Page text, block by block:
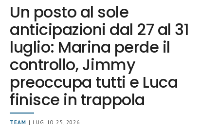
Un posto al sole
anticipazioni dal 27 al 31
luglio: Marina perde il
controllo, Jimmy
preoccupa tutti e Luca
finisce in trappola
TEAM | LUGLIO 25, 2026